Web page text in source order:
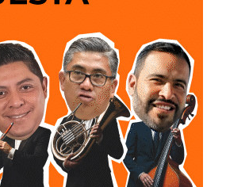
ingeniería urbana, por lo que no
técnicos de si está bien o mal
en losdebates que quieren
Facebookque se llaman medios
medios cuestionar la constante
cochista que lejos de mejorar la
los boletines oficiales, tienden
la velocidad